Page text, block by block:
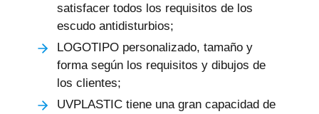
satisfacer todos los requisitos de los
escudo antidisturbios;
LOGOTIPO personalizado, tamaño y
forma según los requisitos y dibujos de
los clientes;
UVPLASTIC tiene una gran capacidad de